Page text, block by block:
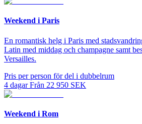
Weekend i Paris
En romantisk helg i Paris med
Latin med middag och champagne samt
Versailles.
Pris per person för del i dubbelrum
4 dagar Från 22 950 SEK
Weekend i Rom